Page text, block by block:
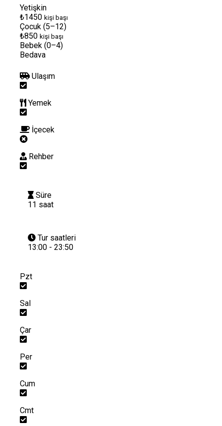
Yetişkin
₺1450 kişi başı
Çocuk (5–12)
₺850 kişi başı
Bebek (0–4)
Bedava
Ulaşım
Yemek
İçecek
Rehber
Süre
11 saat
Tur saatleri
13:00 - 23:50
Pzt
Sal
Çar
Per
Cum
Cmt